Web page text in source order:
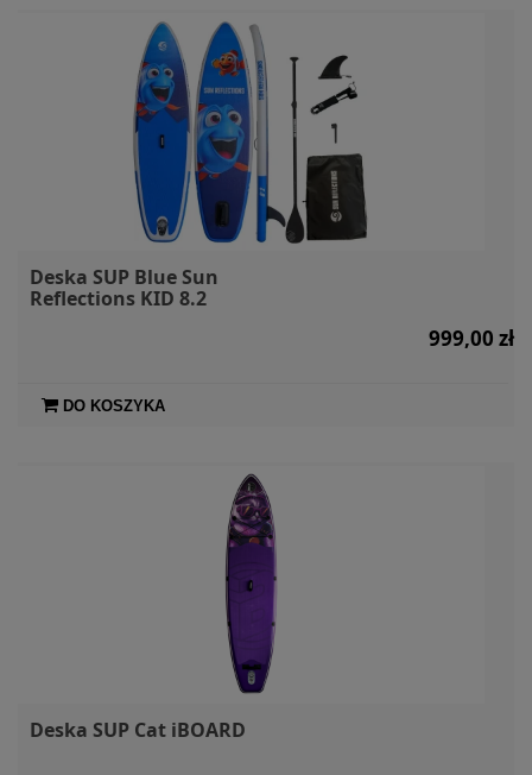
Deska SUP Blue Sun
Reflections KID 8.2
999,00 zł
DO KOSZYKA
Deska SUP Cat iBOARD